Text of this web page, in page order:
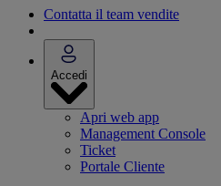
Contatta il team vendite
Accedi
Apri web app
Management Console
Ticket
Portale Cliente